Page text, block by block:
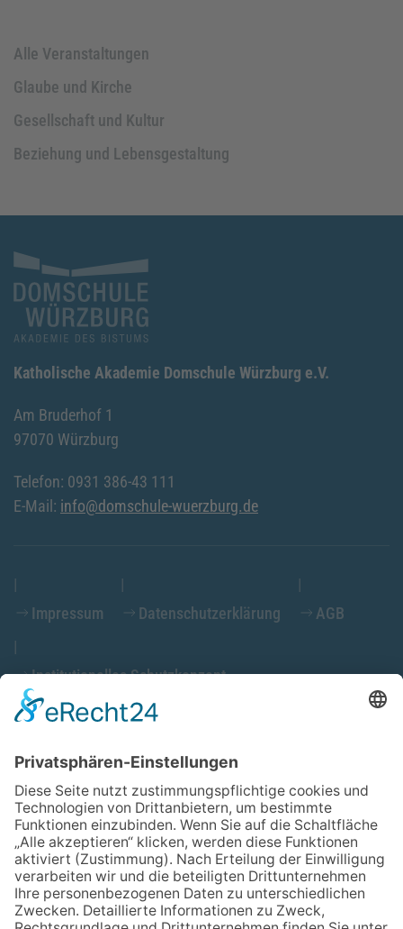
Alle Veranstaltungen
Glaube und Kirche
Gesellschaft und Kultur
Beziehung und Lebensgestaltung
Katholische Akademie Domschule Würzburg e.V.
Am Bruderhof 1
97070 Würzburg
Telefon: 0931 386-43 111
E-Mail: info@domschule-wuerzburg.de
Impressum Datenschutzerklärung AGB
Institutionelles Schutzkonzept